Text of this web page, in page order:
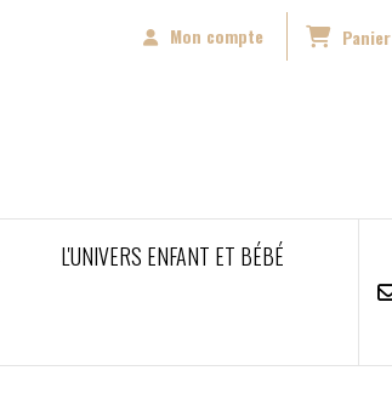
Mon compte Panier
L'UNIVERS ENFANT ET BÉBÉ